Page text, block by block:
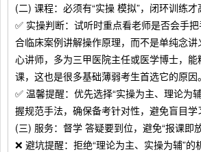
(二) 课程：必须有“实操 模拟”，闭环训练才
✅ 实操判断：试听时重点看老师是否会手
合临床案例讲解操作原理，而不是单纯念
心讲师，多为三甲医院主任或医学博士，
课，这也是很多基础薄弱考生首选它的原因。
✅ 温馨提醒：优先选择“实操为主、理论为
握规范手法，确保备考针对性，避免盲目学
(三) 服务：督学 答疑要到位，避免“报课即
❌ 避坑提醒：拒绝“理论为主、实操为辅”的